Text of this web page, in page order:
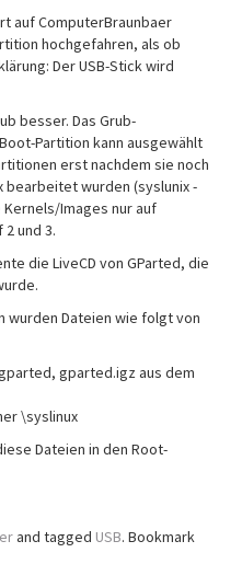
auf ComputerBraunbaer
hochgefahren, als ob
Der USB-Stick wird
besser. Das Grub-
Partition kann ausgewählt
erst nachdem sie noch
bearbeitet wurden (syslunix -
Images nur auf
und 3.
die LiveCD von GParted, die
wurden Dateien wie folgt von
gparted.igz aus dem
\syslinux
Dateien in den Root-
and tagged USB. Bookmark